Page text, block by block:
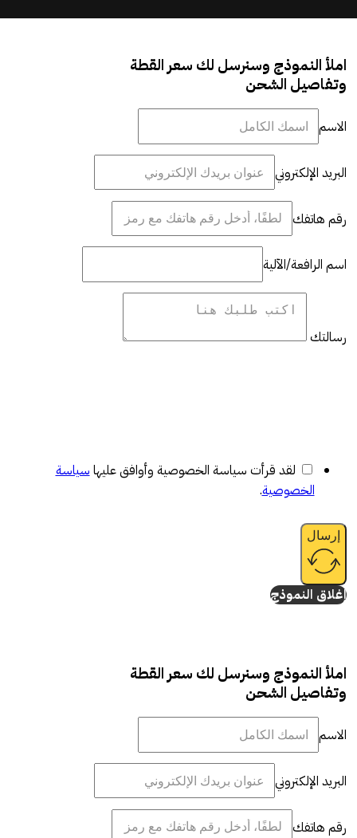
املأ النموذج وسنرسل لك سعر القطة
وتفاصيل الشحن
الاسم
البريد الإلكتروني
رقم هاتفك
اسم الرافعة/الآلية
رسالتك
لقد قرأت سياسة الخصوصية وأوافق عليها سياسة
الخصوصية.
إرسال
إغلاق النموذج
املأ النموذج وسنرسل لك سعر القطة
وتفاصيل الشحن
الاسم
البريد الإلكتروني
رقم هاتفك